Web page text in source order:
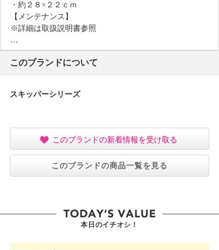
・約２８×２２ｃｍ
【メンテナンス】
※詳細は取扱説明書参照
【使用上の注意】
※詳細は取扱説明書参照
・子供の手の届く所や火気の近く、日の当たるところ
及び高温になる所に置かない。
など）、畳や、水がしみ込むと変色の可能性がある床
くれ・突起物がある表面、などは目立たない所で試し
ら使用する。
・車のお掃除には取り扱いに注意し、専門の方に確認
【保証（有無）、保証期間】
このブランドについて
スキッパーシリーズ
このブランドの新着情報を受け取る
このブランドの商品一覧を見る
本日のイチオシ！